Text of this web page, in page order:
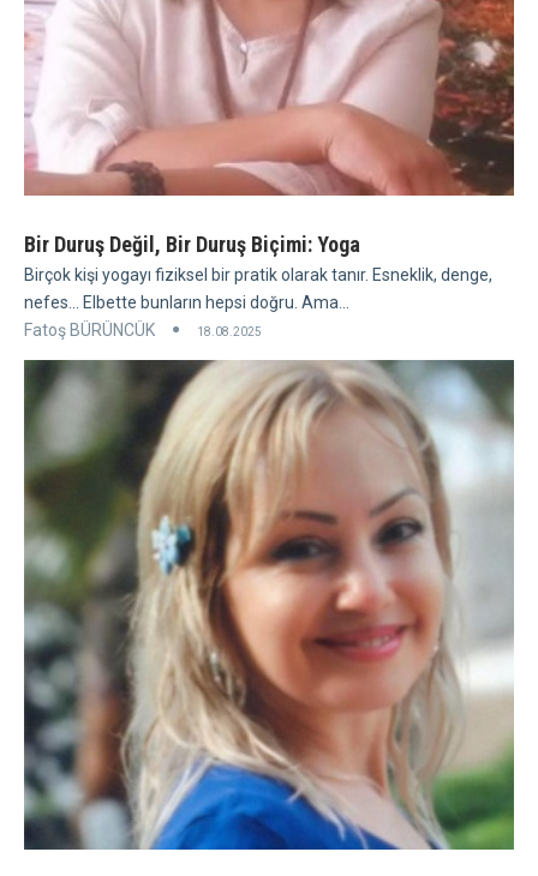
Bir Duruş Değil, Bir Duruş Biçimi: Yoga
Birçok kişi yogayı fiziksel bir pratik olarak tanır. Esneklik, denge,
nefes... Elbette bunların hepsi doğru. Ama...
Fatoş BÜRÜNCÜK
18.08.2025